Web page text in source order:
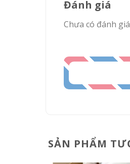
Đánh giá
Chưa có đánh
SẢN PHẨM